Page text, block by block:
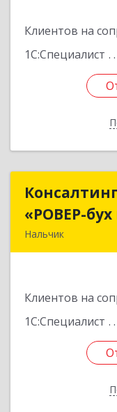
Клиентов на
1С:Специалист
«РОВЕР-
Нальчик
Клиентов на
1С:Специалист